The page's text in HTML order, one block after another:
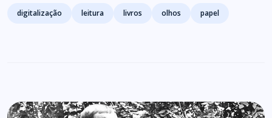
Tags
digitalização leitura livros olhos papel